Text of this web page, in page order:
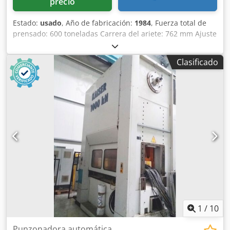
Estado: usado, Año de fabricación: 1984, Fuerza total de
prensado: 600 toneladas Carrera del ariete: 762 mm Ajuste
del carnero: 406 mm Dsdpfjuqdizox Albekr Altura de
instalación (carrera inferior, ajuste superior) 1322 mm
Distancia entre los montantes L-R: 3700 mm Superficie de
sujeción de la mesa aprox.: 3350 x 2134 mm Superficie de
sujeción del émbolo aprox.: 3350 x 2134 mm Fuerza del
cojín del troquel en la mesa: 180 toneladas Carrera del
cojín del troquel: 305 mm Fuerza de expulsión en el
cilindro: 60 toneladas Carrera del expulsor en el cilindro:
230 mm Número de carreras por minuto: 16 min-1
Potencia necesaria: 90 kW Peso aproximado de la máquina:
185 toneladas Equipamiento de serie Cojín de mesa
neumático Equipamiento adicional Carro de cambio de
herramientasABB - Robot de manipulación
Clasificado
1 / 10